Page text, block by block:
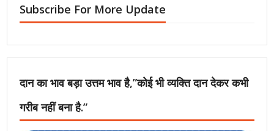
Subscribe For More Update
दान का भाव बड़ा उत्तम भाव है,”कोई भी व्यक्ति दान देकर कभी
गरीब नहीं बना है.”